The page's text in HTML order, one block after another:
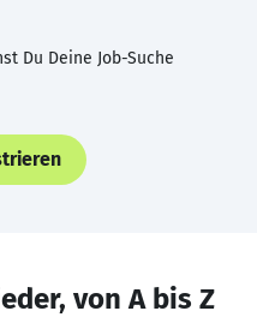
Du Deine Job-Suche
von A bis Z